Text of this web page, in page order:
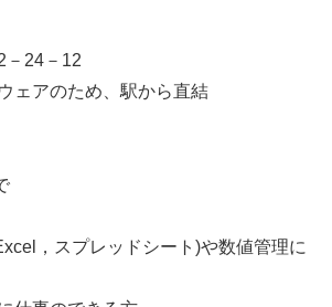
－24－12
ェアのため、駅から直結
，スプレッドシート)や数値管理に